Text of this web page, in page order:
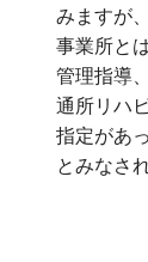
みますが
事業所と
管理指導
通所リハ
指定があ
とみなさ